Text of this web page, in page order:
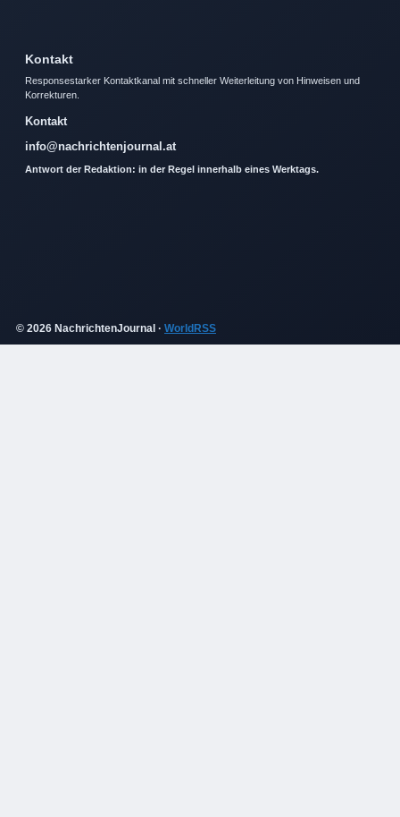
Kontakt
Responsestarker Kontaktkanal mit schneller Weiterleitung von Hinweisen und
Korrekturen.
Kontakt
info@nachrichtenjournal.at
Antwort der Redaktion: in der Regel innerhalb eines Werktags.
© 2026 NachrichtenJournal · WorldRSS